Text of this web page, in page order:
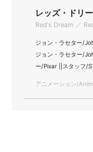
レッズ・ドリ
Red's Dream ／
ジョン・ラセター/
ジョン・ラセター/
ー/Pixar ||スタッフ/
アニメーション/